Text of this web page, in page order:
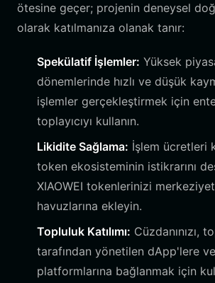
ötesine geçer; projenin deneysel
olarak katılmanıza olanak tanır:
Spekülatif İşlemler: Yüksek
dönemlerinde hızlı ve düşük
işlemler gerçekleştirmek için
toplayıcıyı kullanın.
Likidite Sağlama: İşlem ücretleri
token ekosisteminin istikrarını
XIAOWEI tokenlerinizi
havuzlarına ekleyin.
Topluluk Katılımı: Cüzdanınızı,
tarafından yönetilen dApp'lere
platformlarına bağlanmak için